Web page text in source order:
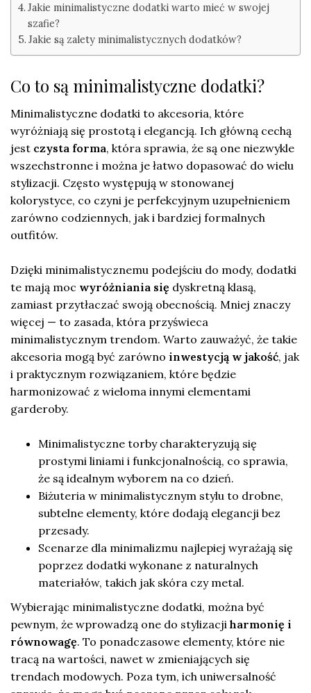
Jakie minimalistyczne dodatki warto mieć w swojej
szafie?
Jakie są zalety minimalistycznych dodatków?
Co to są minimalistyczne dodatki?
Minimalistyczne dodatki to akcesoria, które
wyróżniają się prostotą i elegancją. Ich główną cechą
jest czysta forma, która sprawia, że są one niezwykle
wszechstronne i można je łatwo dopasować do wielu
stylizacji. Często występują w stonowanej
kolorystyce, co czyni je perfekcyjnym uzupełnieniem
zarówno codziennych, jak i bardziej formalnych
outfitów.
Dzięki minimalistycznemu podejściu do mody, dodatki
te mają moc wyróżniania się dyskretną klasą,
zamiast przytłaczać swoją obecnością. Mniej znaczy
więcej — to zasada, która przyświeca
minimalistycznym trendom. Warto zauważyć, że takie
akcesoria mogą być zarówno inwestycją w jakość, jak
i praktycznym rozwiązaniem, które będzie
harmonizować z wieloma innymi elementami
garderoby.
Minimalistyczne torby charakteryzują się
prostymi liniami i funkcjonalnością, co sprawia,
że są idealnym wyborem na co dzień.
Biżuteria w minimalistycznym stylu to drobne,
subtelne elementy, które dodają elegancji bez
przesady.
Scenarze dla minimalizmu najlepiej wyrażają się
poprzez dodatki wykonane z naturalnych
materiałów, takich jak skóra czy metal.
Wybierając minimalistyczne dodatki, można być
pewnym, że wprowadzą one do stylizacji harmonię i
równowagę. To ponadczasowe elementy, które nie
tracą na wartości, nawet w zmieniających się
trendach modowych. Poza tym, ich uniwersalność